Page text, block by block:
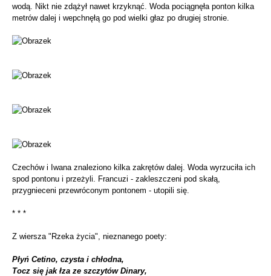
wodą. Nikt nie zdążył nawet krzyknąć. Woda pociągnęła ponton kilka
metrów dalej i wepchnęłą go pod wielki głaz po drugiej stronie.
Czechów i Iwana znaleziono kilka zakrętów dalej. Woda wyrzuciła ich
spod pontonu i przeżyli. Francuzi - zakleszczeni pod skałą,
przygnieceni przewróconym pontonem - utopili się.
* * *
Z wiersza "Rzeka życia", nieznanego poety:
Płyń Cetino, czysta i chłodna,
Tocz się jak łza ze szczytów Dinary,